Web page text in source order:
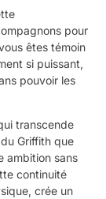
pour
êtes témoin
si puissant,
pouvoir les
transcende
Griffith que
ambition sans
continuité
crée un